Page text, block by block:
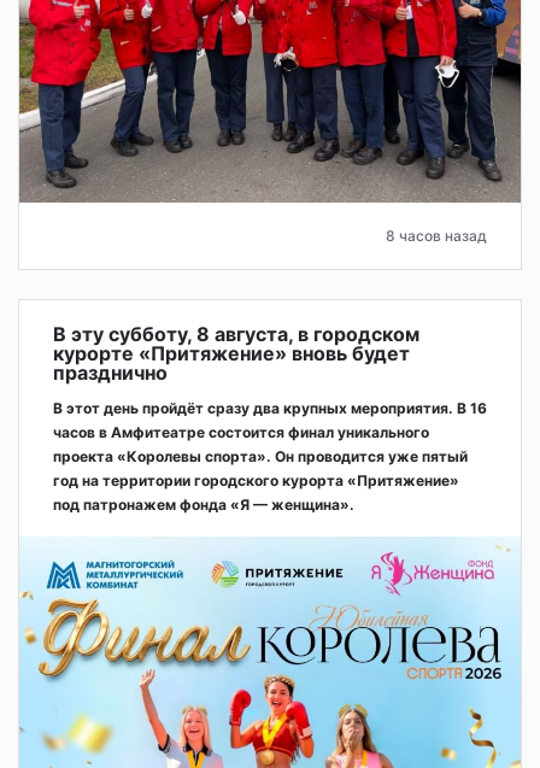
8 часов назад
В эту субботу, 8 августа, в городском
курорте «Притяжение» вновь будет
празднично
В этот день пройдёт сразу два крупных мероприятия. В 16
часов в Амфитеатре состоится финал уникального
проекта «Королевы спорта». Он проводится уже пятый
год на территории городского курорта «Притяжение»
под патронажем фонда «Я — женщина».